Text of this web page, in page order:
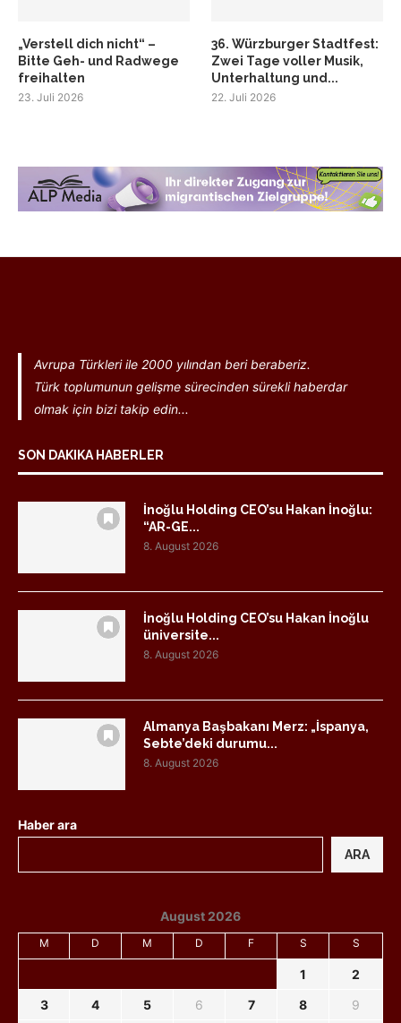
„Verstell dich nicht“ –
Bitte Geh- und Radwege
freihalten
23. Juli 2026
36. Würzburger Stadtfest:
Zwei Tage voller Musik,
Unterhaltung und...
22. Juli 2026
Avrupa Türkleri ile 2000 yılından beri beraberiz.
Türk toplumunun gelişme sürecinden sürekli haberdar
olmak için bizi takip edin...
SON DAKIKA HABERLER
İnoğlu Holding CEO’su Hakan İnoğlu:
“AR-GE...
8. August 2026
İnoğlu Holding CEO’su Hakan İnoğlu
üniversite...
8. August 2026
Almanya Başbakanı Merz: „İspanya,
Sebte’deki durumu...
8. August 2026
Haber ara
ARA
August 2026
M D M D F S S
1
2
3
4 5 6 7 8 9